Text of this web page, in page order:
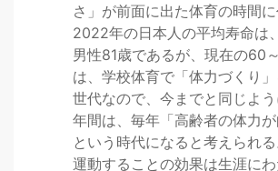
さ」が前面に出た体育の時間に
2022年の日本人の平均寿命は
男性81歳であるが、現在の60
は、学校体育で「体力づくり
世代なので、今までと同じよ
年間は、毎年「高齢者の体力が
という時代になると考えられ
運動することの効果は生涯に